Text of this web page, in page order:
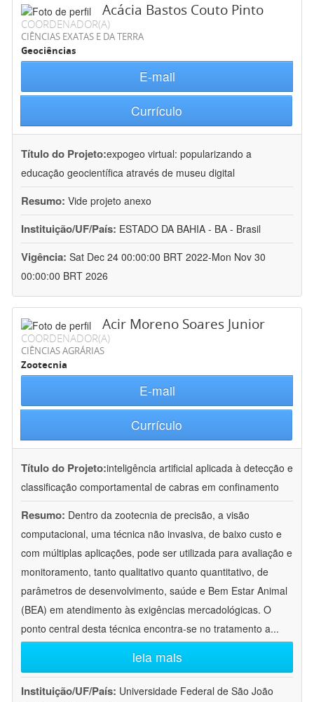
Acácia Bastos Couto Pinto
COORDENADOR(A)
CIÊNCIAS EXATAS E DA TERRA
Geociências
E-mail
Currículo
Título do Projeto:expogeo virtual: popularizando a
educação geocientífica através de museu digital
Resumo: Vide projeto anexo
Instituição/UF/País: ESTADO DA BAHIA - BA - Brasil
Vigência: Sat Dec 24 00:00:00 BRT 2022-Mon Nov 30
00:00:00 BRT 2026
Acir Moreno Soares Junior
COORDENADOR(A)
CIÊNCIAS AGRÁRIAS
Zootecnia
E-mail
Currículo
Título do Projeto:inteligência artificial aplicada à detecção e
classificação comportamental de cabras em confinamento
Resumo: Dentro da zootecnia de precisão, a visão
computacional, uma técnica não invasiva, de baixo custo e
com múltiplas aplicações, pode ser utilizada para avaliação e
monitoramento, tanto qualitativo quanto quantitativo, de
parâmetros de desenvolvimento, saúde e Bem Estar Animal
(BEA) em atendimento às exigências mercadológicas. O
ponto central desta técnica encontra-se no tratamento a...
leia mais
Instituição/UF/País: Universidade Federal de São João